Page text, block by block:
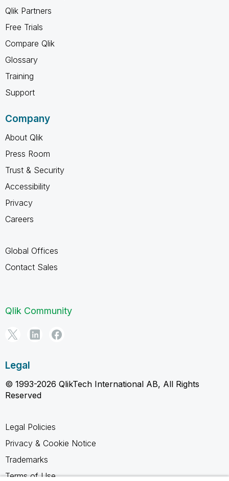
Qlik Partners
Free Trials
Compare Qlik
Glossary
Training
Support
Company
About Qlik
Press Room
Trust & Security
Accessibility
Privacy
Careers
Global Offices
Contact Sales
Qlik Community
Legal
© 1993-2026 QlikTech International AB, All Rights
Reserved
Legal Policies
Privacy & Cookie Notice
Trademarks
Terms of Use